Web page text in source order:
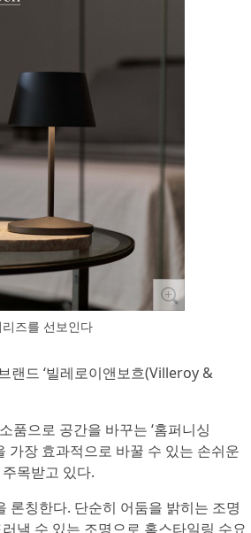
리즈를 선보인다
랜드 ‘빌레로이앤보흐(Villeroy &
품으로 공간을 바꾸는 ‘홈퍼니싱
장 효과적으로 바꿀 수 있는 손쉬운
목받고 있다.
론칭한다. 단순히 어둠을 밝히는 조명
낼 수 있는 조명으로 홈스타일링 수요